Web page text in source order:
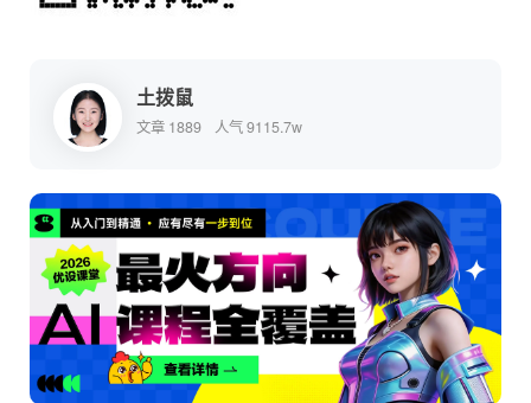
土拨鼠
文章 1889 人气 9115.7w